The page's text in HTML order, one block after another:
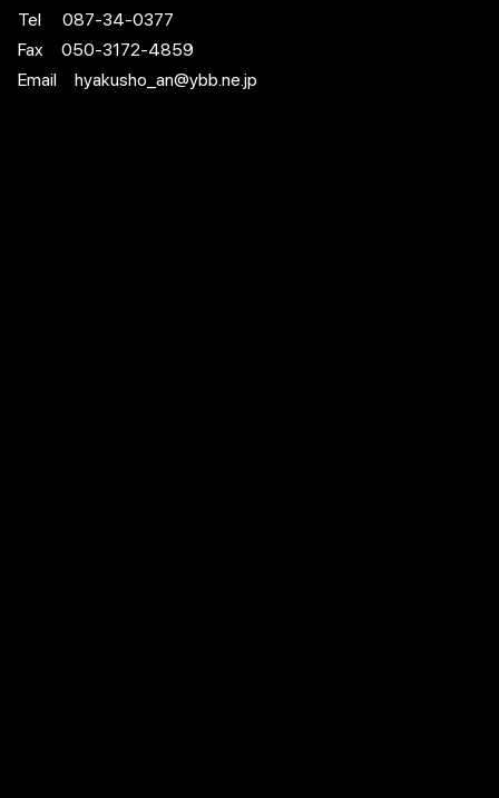
Tel 087-34-0377
Fax 050-3172-4859
Email hyakusho_an@ybb.ne.jp